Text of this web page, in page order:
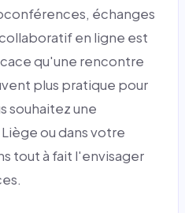
échanges
en ligne est
qu'une rencontre
plus pratique pour
souhaitez une
ou dans votre
tout à fait l'envisager